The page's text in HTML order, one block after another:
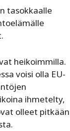
tasokkaalle
heikoimmilla.
voisi olla EU-
ihmetelty,
olleet pitkään